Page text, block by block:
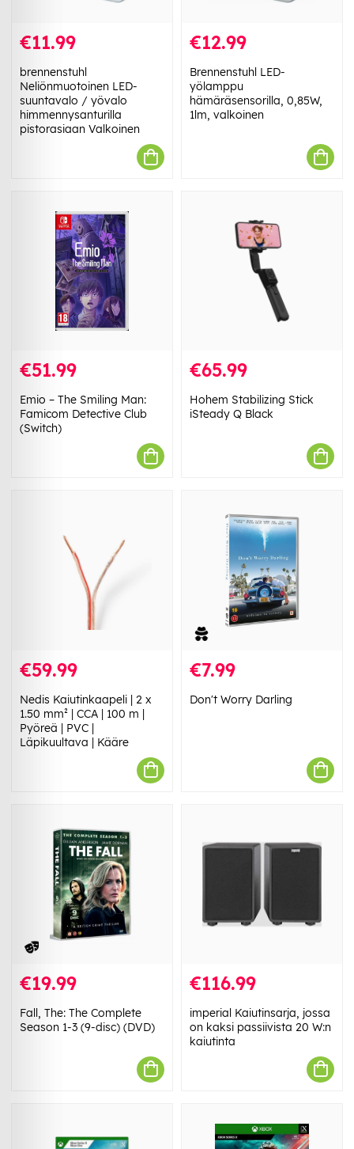
€11.99
brennenstuhl
Neliönmuotoinen LED-
suuntavalo / yövalo
himmennysanturilla
pistorasiaan Valkoinen
€12.99
Brennenstuhl LED-
yölamppu
hämäräsensorilla, 0,85W,
1lm, valkoinen
€51.99
Emio – The Smiling Man:
Famicom Detective Club
(Switch)
€65.99
Hohem Stabilizing Stick
iSteady Q Black
€59.99
Nedis Kaiutinkaapeli | 2 x
1.50 mm² | CCA | 100 m |
Pyöreä | PVC |
Läpikuultava | Kääre
€7.99
Don't Worry Darling
€19.99
Fall, The: The Complete
Season 1-3 (9-disc) (DVD)
€116.99
imperial Kaiutinsarja, jossa
on kaksi passiivista 20 W:n
kaiutinta